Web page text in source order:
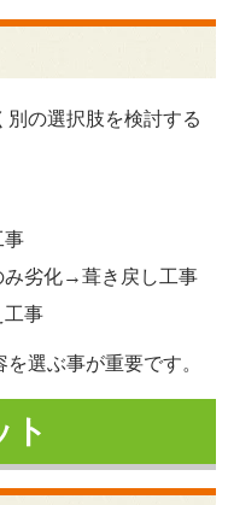
別の選択肢を検討する
事
み劣化→葺き戻し工事
事
選ぶ事が重要です。
ト